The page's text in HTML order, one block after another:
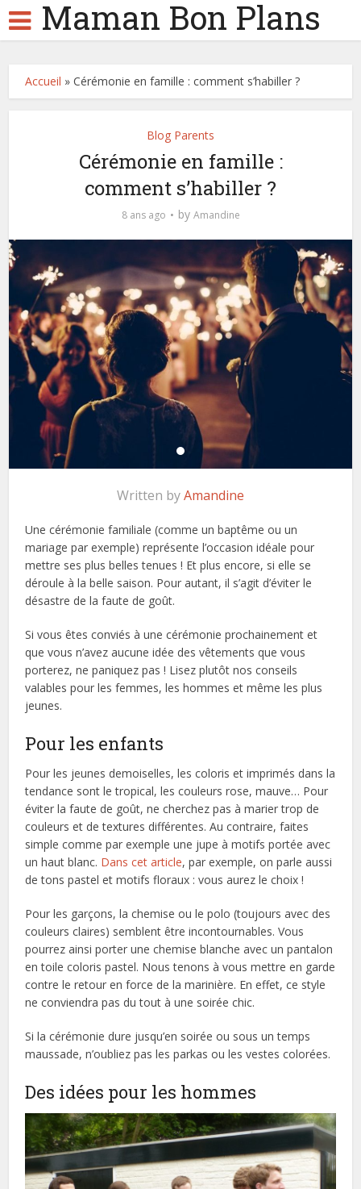
Maman Bon Plans
Accueil »Cérémonie en famille : comment s’habiller ?
Blog Parents
Cérémonie en famille :
comment s’habiller ?
8 ans ago by Amandine
Written byAmandine
Une cérémonie familiale (comme un baptême ou un
mariage par exemple) représente l’occasion idéale pour
mettre ses plus belles tenues ! Et plus encore, si elle se
déroule à la belle saison. Pour autant, il s’agit d’éviter le
désastre de la faute de goût.
Si vous êtes conviés à une cérémonie prochainement et
que vous n’avez aucune idée des vêtements que vous
porterez, ne paniquez pas ! Lisez plutôt nos conseils
valables pour les femmes, les hommes et même les plus
jeunes.
Pour les enfants
Pour les jeunes demoiselles, les coloris et imprimés dans la
tendance sont le tropical, les couleurs rose, mauve… Pour
éviter la faute de goût, ne cherchez pas à marier trop de
couleurs et de textures différentes. Au contraire, faites
simple comme par exemple une jupe à motifs portée avec
un haut blanc. Dans cet article, par exemple, on parle aussi
de tons pastel et motifs floraux : vous aurez le choix !
Pour les garçons, la chemise ou le polo (toujours avec des
couleurs claires) semblent être incontournables. Vous
pourrez ainsi porter une chemise blanche avec un pantalon
en toile coloris pastel. Nous tenons à vous mettre en garde
contre le retour en force de la marinière. En effet, ce style
ne conviendra pas du tout à une soirée chic.
Si la cérémonie dure jusqu’en soirée ou sous un temps
maussade, n’oubliez pas les parkas ou les vestes colorées.
Des idées pour les hommes